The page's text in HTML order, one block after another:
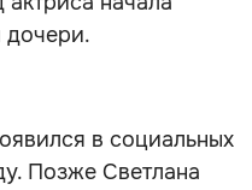
дочери.
в социальных
Позже Светлана